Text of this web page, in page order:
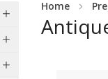
Home